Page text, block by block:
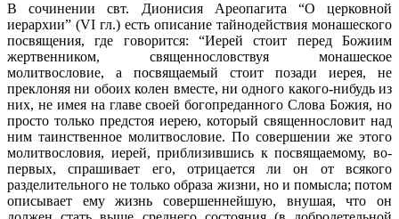
В сочинении свт. Дионисия Ареопагита “О церковной
иерархии” (VI гл.) есть описание тайнодействия монашеского
посвящения, где говорится: “Иерей стоит перед Божиим
жертвенником, священнословствуя монашеское
молитвословие, а посвящаемый стоит позади иерея, не
преклоняя ни обоих колен вместе, ни одного какого-нибудь из
них, не имея на главе своей богопреданного Слова Божия, но
просто только предстоя иерею, который священнословит над
ним таинственное молитвословие. По совершении же этого
молитвословия, иерей, приблизившись к посвящаемому, во-
первых, спрашивает его, отрицается ли он от всякого
разделительного не только образа жизни, но и помысла; потом
описывает ему жизнь совершеннейшую, внушая, что он